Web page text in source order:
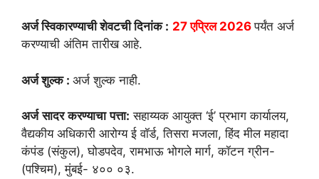
अर्ज स्विकारण्याची शेवटची दिनांक : 27 एप्रिल 2026पर्यंत अर्ज
करण्याची अंतिम तारीख आहे.
अर्ज शुल्क : अर्ज शुल्क नाही.
अर्ज सादर करण्याचा पत्ता: सहाय्यक आयुक्त ‘ई’ प्रभाग कार्यालय,
वैद्यकीय अधिकारी आरोग्य ई वॉर्ड, तिसरा मजला, हिंद मील महादा
कंपंड (संकुल), घोडपदेव, रामभाऊ भोगले मार्ग, कॉटन ग्रीन-
(पश्चिम), मुंबई- ४०० ०३.